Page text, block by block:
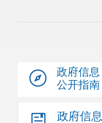
政府信息
公开指南
政府信息